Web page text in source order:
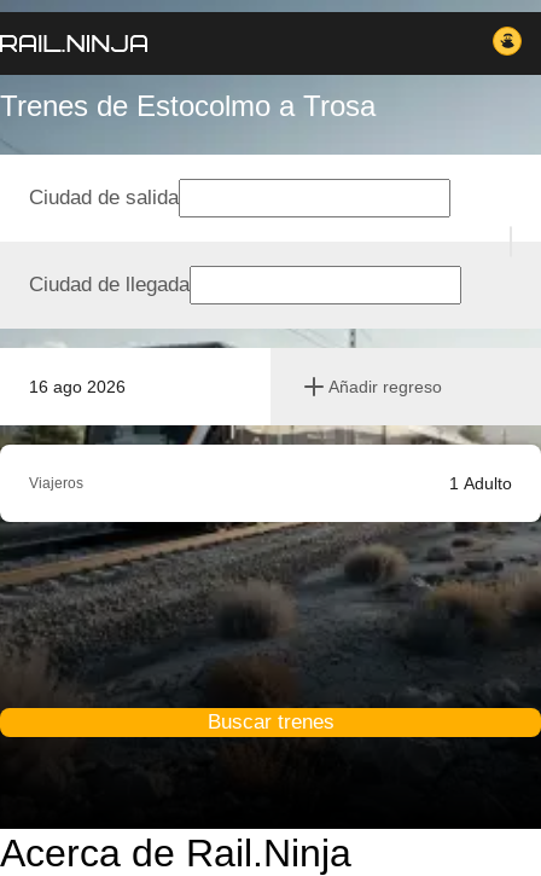
Trenes de Estocolmo a Trosa
16 ago 2026 Añadir regreso
Ciudad de salida
Ciudad de llegada
Viajeros 1 Adulto
Buscar trenes
Acerca de Rail.Ninja